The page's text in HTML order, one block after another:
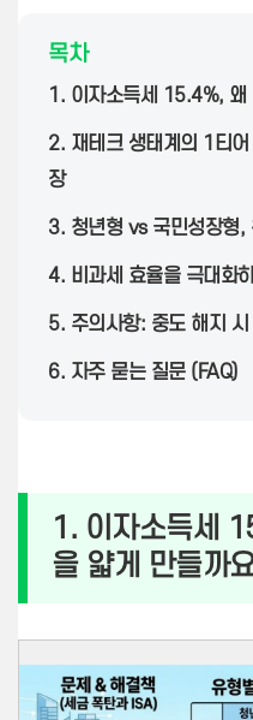
목차
1. 이자소득세 15.4%, 왜
2. 재테크 생태계의 1티
장
3. 청년형 vs 국민성장형,
4. 비과세 효율을 극대화
5. 주의사항: 중도 해지
6. 자주 묻는 질문 (FAQ)
1. 이자소득세
을 얇게 만들까